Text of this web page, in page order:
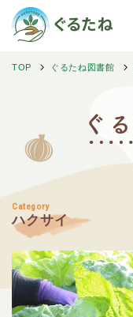
TOP ぐるたね図書館
Category
ハクサイ